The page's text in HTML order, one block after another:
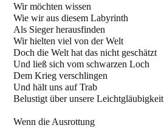
Wir möchten wissen
Wie wir aus diesem Labyrinth
Als Sieger herausfinden
Wir hielten viel von der Welt
Doch die Welt hat das nicht geschätzt
Und ließ sich vom schwarzen Loch
Dem Krieg verschlingen
Und hält uns auf Trab
Belustigt über unsere Leichtgläubigkeit
Wenn die Ausrottung